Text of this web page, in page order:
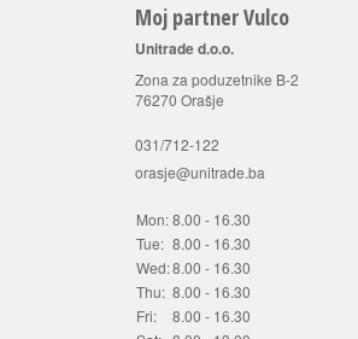
Moj partner Vulco
Unitrade d.o.o.
Zona za poduzetnike B-2
76270 Orašje
031/712-122
orasje@unitrade.ba
Mon:8.00 - 16.30
Tue: 8.00 - 16.30
Wed:8.00 - 16.30
Thu: 8.00 - 16.30
Fri:
8.00 - 16.30